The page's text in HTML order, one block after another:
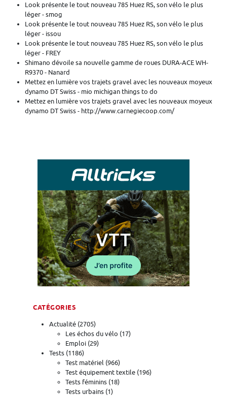
Look présente le tout nouveau 785 Huez RS, son vélo le plus
léger - smog
Look présente le tout nouveau 785 Huez RS, son vélo le plus
léger - issou
Look présente le tout nouveau 785 Huez RS, son vélo le plus
léger - FREY
Shimano dévoile sa nouvelle gamme de roues DURA-ACE WH-
R9370 - Nanard
Mettez en lumière vos trajets gravel avec les nouveaux moyeux
dynamo DT Swiss - mio michigan things to do
Mettez en lumière vos trajets gravel avec les nouveaux moyeux
dynamo DT Swiss - http://www.carnegiecoop.com/
CATÉGORIES
Actualité (2705)
Les échos du vélo (17)
Emploi (29)
Tests (1186)
Test matériel (966)
Test équipement textile (196)
Tests féminins (18)
Tests urbains (1)